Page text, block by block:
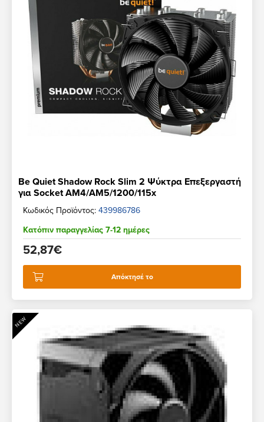
Be Quiet Shadow Rock Slim 2 Ψύκτρα Επεξεργαστή
για Socket AM4/AM5/1200/115x
Κωδικός Προϊόντος: 439986786
Κατόπιν παραγγελίας 7-12 ημέρες
52,87€
Απόκτησέ το
NEW